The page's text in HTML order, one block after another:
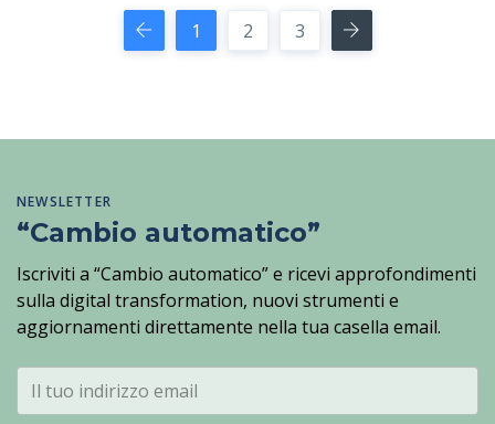
1 2 3
NEWSLETTER
“Cambio automatico”
Iscriviti a “Cambio automatico” e ricevi approfondimenti
sulla digital transformation, nuovi strumenti e
aggiornamenti direttamente nella tua casella email.